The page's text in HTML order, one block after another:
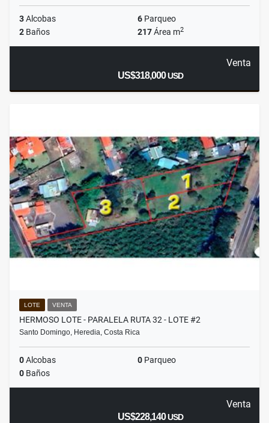
3Alcobas 6 Parqueo
2 Baños 217Área m2
Venta
US$318,000USD
LOTE VENTA
HERMOSO LOTE - PARALELA RUTA 32 - LOTE #2
Santo Domingo, Heredia, Costa Rica
0Alcobas 0 Parqueo
0 Baños
Venta
US$228,140USD